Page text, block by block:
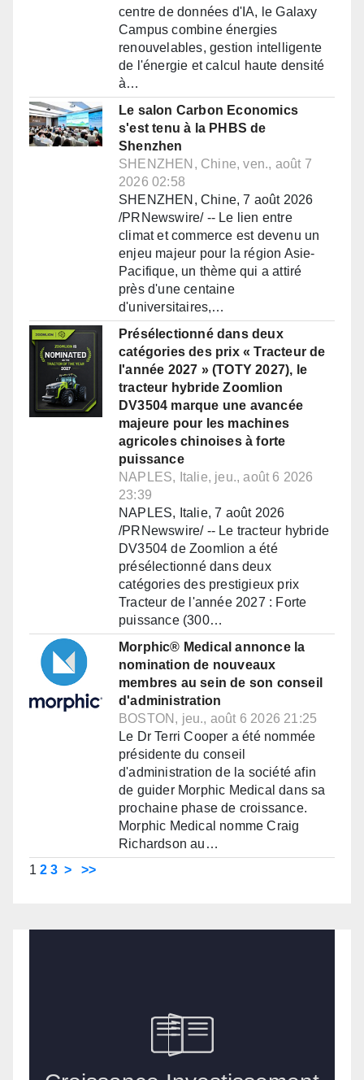
centre de données d'IA, le Galaxy
Campus combine énergies
renouvelables, gestion intelligente
de l'énergie et calcul haute densité
à…
Le salon Carbon Economics
s'est tenu à la PHBS de
Shenzhen
SHENZHEN, Chine, ven., août 7
2026 02:58
SHENZHEN, Chine, 7 août 2026
/PRNewswire/ -- Le lien entre
climat et commerce est devenu un
enjeu majeur pour la région Asie-
Pacifique, un thème qui a attiré
près d'une centaine
d'universitaires,…
Présélectionné dans deux
catégories des prix « Tracteur de
l'année 2027 » (TOTY 2027), le
tracteur hybride Zoomlion
DV3504 marque une avancée
majeure pour les machines
agricoles chinoises à forte
puissance
NAPLES, Italie, jeu., août 6 2026
23:39
NAPLES, Italie, 7 août 2026
/PRNewswire/ -- Le tracteur hybride
DV3504 de Zoomlion a été
présélectionné dans deux
catégories des prestigieux prix
Tracteur de l'année 2027 : Forte
puissance (300…
Morphic® Medical annonce la
nomination de nouveaux
membres au sein de son conseil
d'administration
BOSTON, jeu., août 6 2026 21:25
Le Dr Terri Cooper a été nommée
présidente du conseil
d'administration de la société afin
de guider Morphic Medical dans sa
prochaine phase de croissance.
Morphic Medical nomme Craig
Richardson au…
1 2 3 > >>